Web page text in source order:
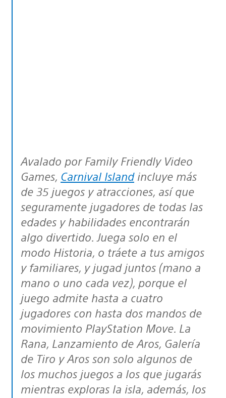
Avalado por Family Friendly Video
Games, Carnival Islandincluye más
de 35 juegos y atracciones, así que
seguramente jugadores de todas las
edades y habilidades encontrarán
algo divertido. Juega solo en el
modo Historia, o tráete a tus amigos
y familiares, y jugad juntos (mano a
mano o uno cada vez), porque el
juego admite hasta a cuatro
jugadores con hasta dos mandos de
movimiento PlayStation Move. La
Rana, Lanzamiento de Aros, Galería
de Tiro y Aros son solo algunos de
los muchos juegos a los que jugarás
mientras exploras la isla, además, los